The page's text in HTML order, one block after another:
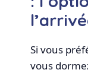
Si vous
vous